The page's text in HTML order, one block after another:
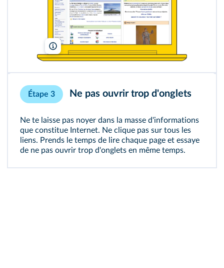
Vikidia/Wikimedia
Étape 3 Ne pas ouvrir trop d'onglets
Ne te laisse pas noyer dans la masse d'informations
que constitue Internet. Ne clique pas sur tous les
liens. Prends le temps de lire chaque page et essaye
de ne pas ouvrir trop d'onglets en même temps.